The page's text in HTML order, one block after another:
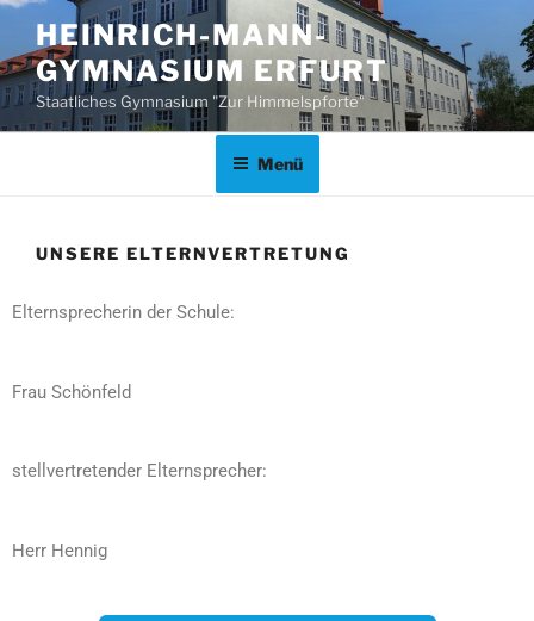
HEINRICH-MANN-
GYMNASIUM ERFURT
Staatliches Gymnasium "Zur Himmelspforte"
Menü
UNSERE ELTERNVERTRETUNG
Elternsprecherin der Schule:
Frau Schönfeld
stellvertretender Elternsprecher:
Herr Hennig